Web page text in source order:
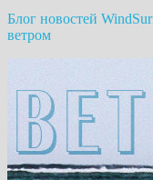
Блог новостей
ветром